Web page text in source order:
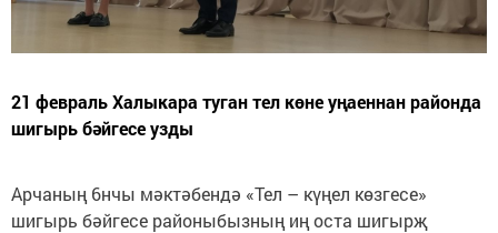
21 февраль Халыкара туган тел көне уңаеннан районда
шигырь бәйгесе узды
Арчаның 6нчы мәктәбендә «Тел – күңел көзгесе»
шигырь бәйгесе районыбызның иң оста шигырҗ